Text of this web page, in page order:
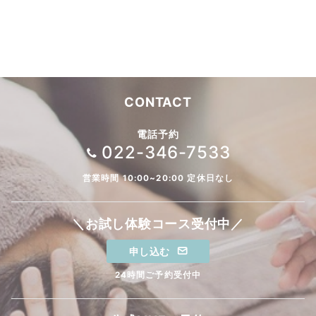
CONTACT
電話予約
022-346-7533
営業時間 10:00~20:00 定休日なし
＼お試し体験コース受付中／
申し込む
24時間ご予約受付中